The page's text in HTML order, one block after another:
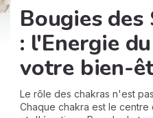
Bougies des
: l'Energie
votre bien-
Le rôle des chakras n'est
Chaque chakra est le